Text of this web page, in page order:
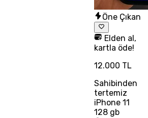
Öne Çıkan
Elden al,
kartla öde!
12.000 TL
Sahibinden
tertemiz
iPhone 11
128 gb